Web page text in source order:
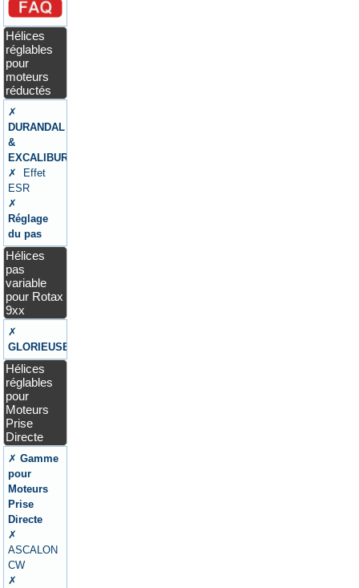
Hélices
réglables
pour
moteurs
réductés
✗
DURANDAL
&
EXCALIBUR
✗ Effet
ESR
✗
Réglage
du pas
Hélices
pas
variable
pour Rotax
9xx
✗
GLORIEUSE
Hélices
réglables
pour
Moteurs
Prise
Directe
✗Gamme
pour
Moteurs
Prise
Directe
✗
ASCALON
CW
✗